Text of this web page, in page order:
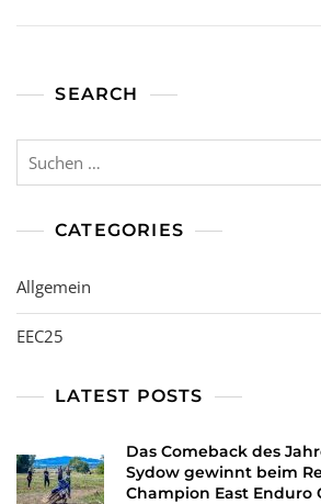
SEARCH
Suchen
CATEGORIES
Allgemein
EEC25
LATEST POSTS
Das Comeback des
Sydow gewinnt beim
Champion East Enduro